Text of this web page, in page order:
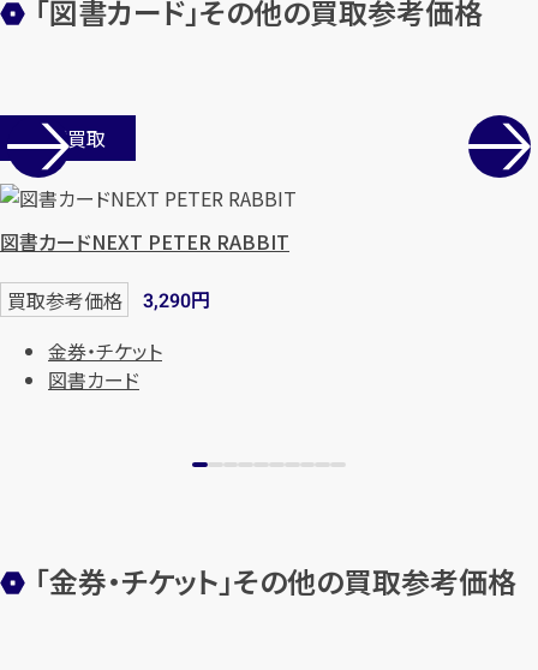
「図書カード」その他の買取参考価格
店舗買取
図書カードNEXT PETER RABBIT
買取参考価格 3,290円
金券・チケット
図書カード
「金券・チケット」その他の買取参考価格